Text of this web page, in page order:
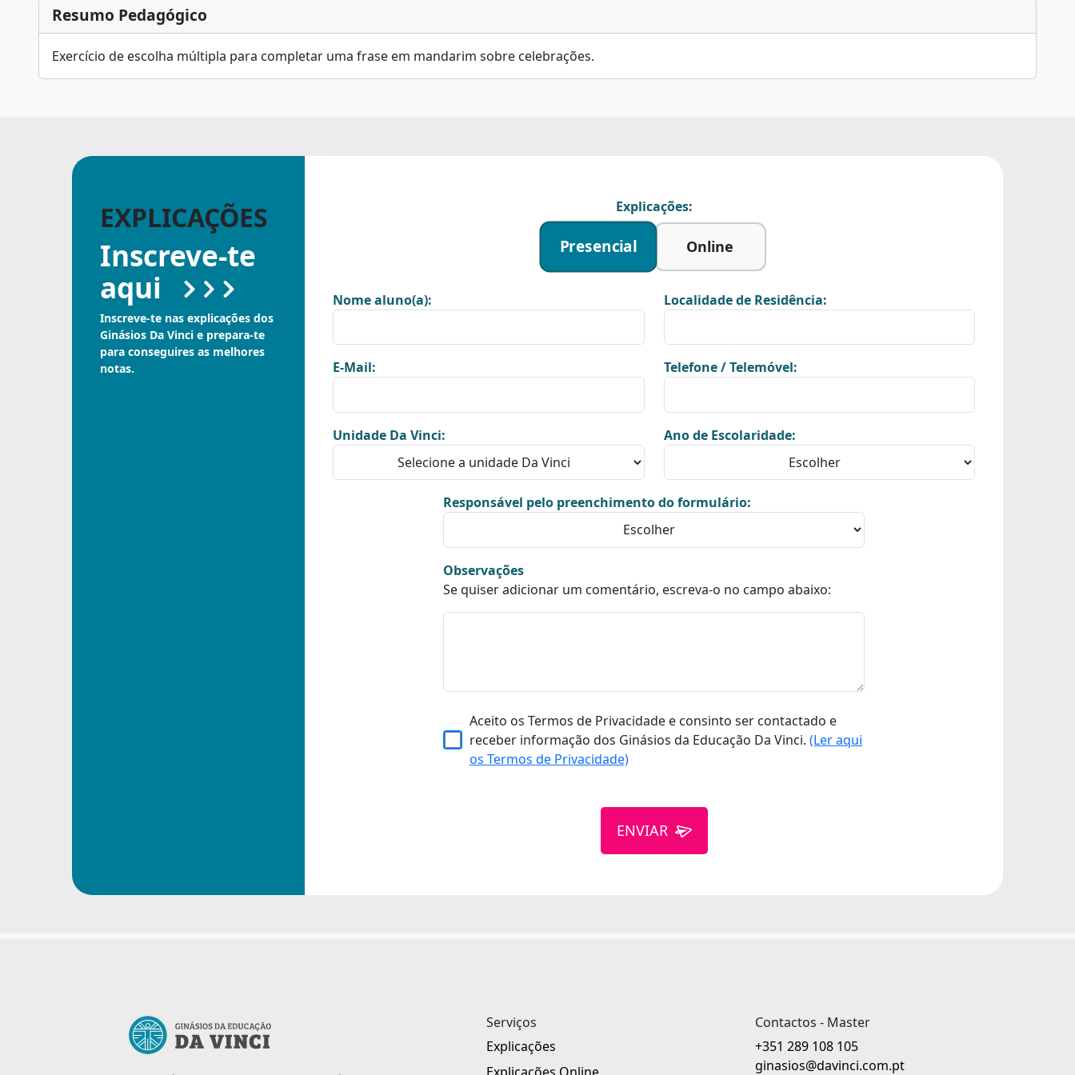
Resumo Pedagógico
Exercício de escolha múltipla para completar uma frase em mandarim sobre celebrações.
EXPLICAÇÕES
Inscreve-te
aqui
Inscreve-te nas explicações dos
Ginásios Da Vinci e prepara-te
para conseguires as melhores
notas.
Explicações:
Presencial Online
Nome aluno(a): Localidade de Residência:
E-Mail: Telefone / Telemóvel:
Unidade Da Vinci: Ano de Escolaridade:
Responsável pelo preenchimento do formulário:
Observações
Se quiser adicionar um comentário, escreva-o no campo abaixo:
Aceito os Termos de Privacidade e consinto ser contactado e
receber informação dos Ginásios da Educação Da Vinci.(Ler aqui
os Termos de Privacidade)
ENVIAR
Serviços
Explicações
Explicações Online
Contactos - Master
+351 289 108 105
ginasios@davinci.com.pt